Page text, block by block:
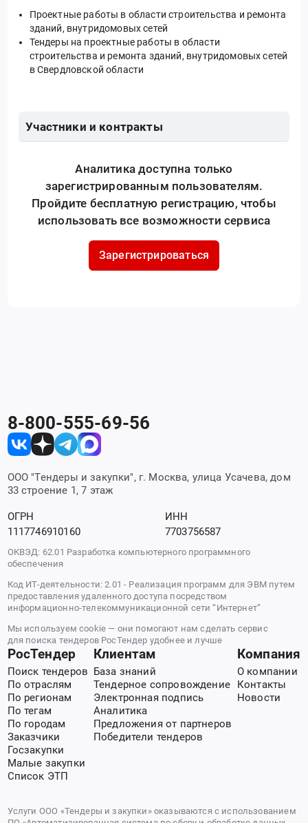
Проектные работы в области строительства и ремонта
зданий, внутридомовых сетей
Тендеры на проектные работы в области
строительства и ремонта зданий, внутридомовых сетей
в Свердловской области
Участники и контракты
Аналитика доступна только
зарегистрированным пользователям.
Пройдите бесплатную регистрацию, чтобы
использовать все возможности сервиса
Зарегистрироваться
8-800-555-69-56
ООО "Тендеры и закупки", г. Москва, улица Усачева, дом
33 строение 1, 7 этаж
ОГРН
1117746910160
ИНН
7703756587
ОКВЭД: 62.01 Разработка компьютерного программного
обеспечения
Код ИТ-деятельности: 2.01 - Реализация программ для ЭВМ путем
предоставления удаленного доступа посредством
информационно-телекоммуникационной сети “Интернет”
Мы используем cookie — они помогают нам сделать сервис
для поиска тендеров РосТендер удобнее и лучше
РосТендер
Поиск тендеров
По отраслям
По регионам
По тегам
По городам
Заказчики
Госзакупки
Малые закупки
Список ЭТП
Клиентам
База знаний
Тендерное сопровождение
Электронная подпись
Аналитика
Предложения от партнеров
Победители тендеров
Компания
О компании
Контакты
Новости
Услуги ООО «Тендеры и закупки» оказываются с использованием